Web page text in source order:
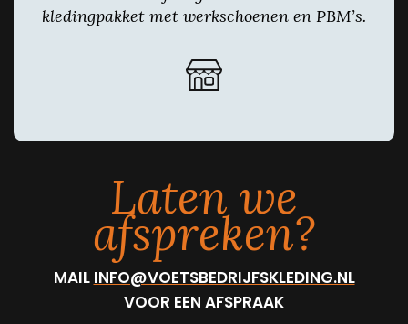
kledingpakket met werkschoenen en PBM’s.
Laten we
afspreken?
MAIL INFO@VOETSBEDRIJFSKLEDING.NL
VOOR EEN AFSPRAAK